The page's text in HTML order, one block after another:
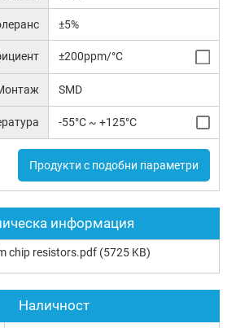
±5%
±200ppm/°C
SMD
-55°C ~ +125°C
Продукти с подобни параметри
информация
chip resistors.pdf (5725 KB)
Наличност